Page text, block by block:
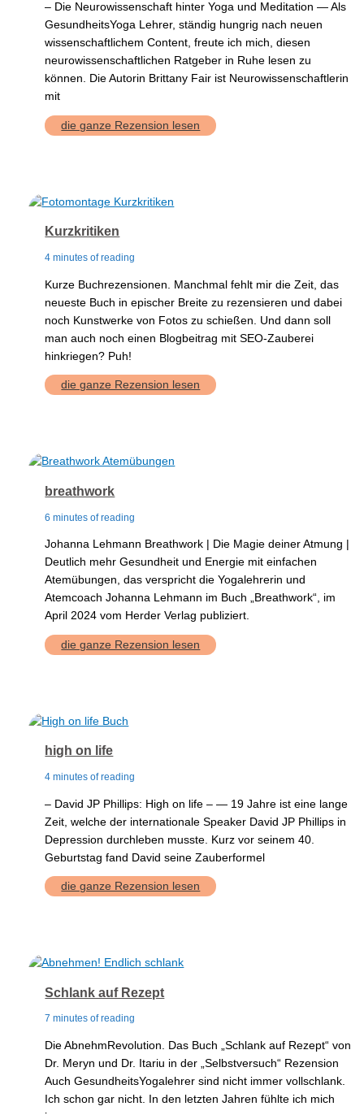
– Die Neurowissenschaft hinter Yoga und Meditation — Als
GesundheitsYoga Lehrer, ständig hungrig nach neuen
wissenschaftlichem Content, freute ich mich, diesen
neurowissenschaftlichen Ratgeber in Ruhe lesen zu
können. Die Autorin Brittany Fair ist Neurowissenschaftlerin
mit
Neurowissenschaft-
Yoga
die ganze Rezension lesen
Kurzkritiken
4 minutes of reading
Kurze Buchrezensionen. Manchmal fehlt mir die Zeit, das
neueste Buch in epischer Breite zu rezensieren und dabei
noch Kunstwerke von Fotos zu schießen. Und dann soll
man auch noch einen Blogbeitrag mit SEO-Zauberei
hinkriegen? Puh!
Kurzkritiken
die ganze Rezension lesen
breathwork
6 minutes of reading
Johanna Lehmann Breathwork | Die Magie deiner Atmung |
Deutlich mehr Gesundheit und Energie mit einfachen
Atemübungen, das verspricht die Yogalehrerin und
Atemcoach Johanna Lehmann im Buch „Breathwork“, im
April 2024 vom Herder Verlag publiziert.
breathwork
die ganze Rezension lesen
high on life
4 minutes of reading
– David JP Phillips: High on life – — 19 Jahre ist eine lange
Zeit, welche der internationale Speaker David JP Phillips in
Depression durchleben musste. Kurz vor seinem 40.
Geburtstag fand David seine Zauberformel
high
on
die ganze Rezension lesen
Schlank auf Rezept
7 minutes of reading
Die AbnehmRevolution. Das Buch „Schlank auf Rezept“ von
Dr. Meryn und Dr. Itariu in der „Selbstversuch“ Rezension
Auch GesundheitsYogalehrer sind nicht immer vollschlank.
Ich schon gar nicht. In den letzten Jahren fühlte ich mich